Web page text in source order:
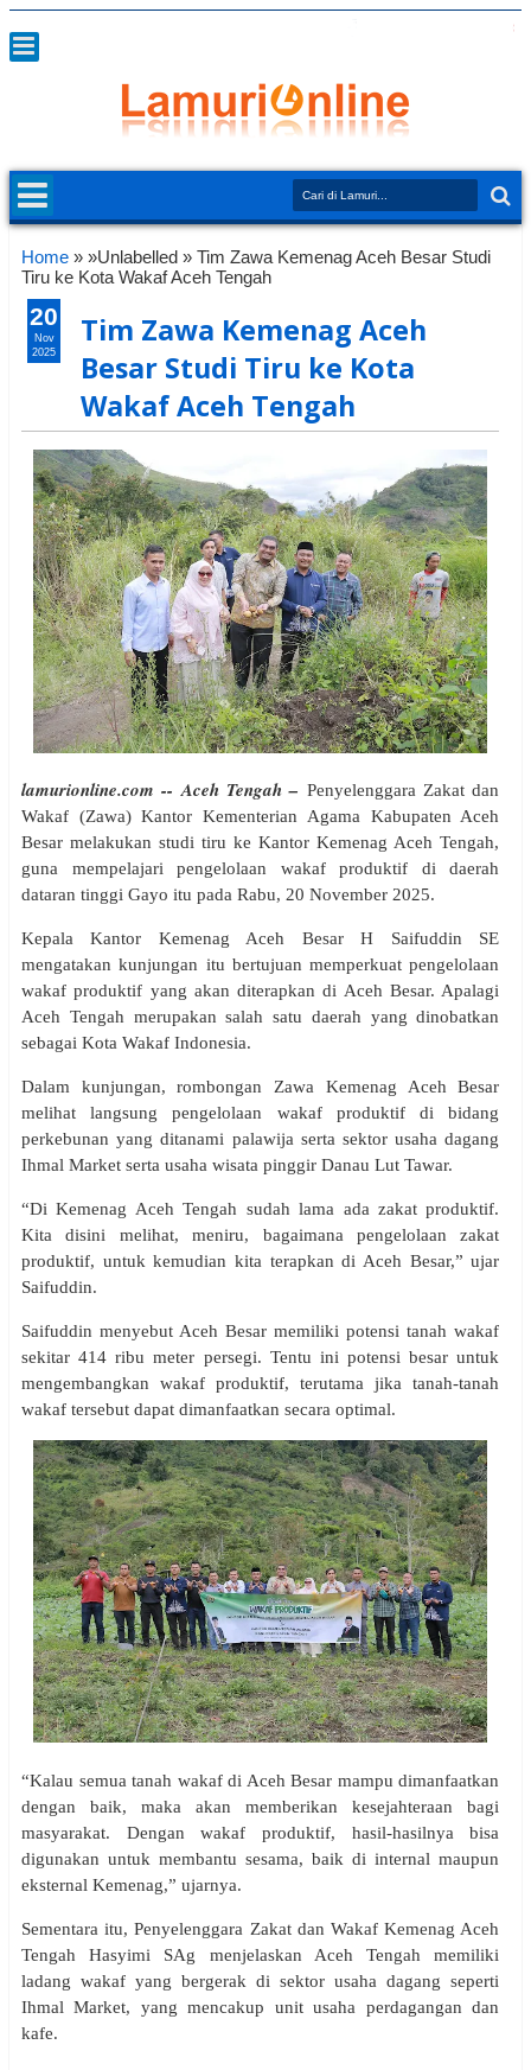
Home » »Unlabelled » Tim Zawa Kemenag Aceh Besar Studi
Tiru ke Kota Wakaf Aceh Tengah
Tim Zawa Kemenag Aceh
Besar Studi Tiru ke Kota
Wakaf Aceh Tengah
lamurionline.com -- Aceh Tengah – Penyelenggara Zakat dan
Wakaf (Zawa) Kantor Kementerian Agama Kabupaten Aceh
Besar melakukan studi tiru ke Kantor Kemenag Aceh Tengah,
guna mempelajari pengelolaan wakaf produktif di daerah
dataran tinggi Gayo itu pada Rabu, 20 November 2025.
Kepala Kantor Kemenag Aceh Besar H Saifuddin SE
mengatakan kunjungan itu bertujuan memperkuat pengelolaan
wakaf produktif yang akan diterapkan di Aceh Besar. Apalagi
Aceh Tengah merupakan salah satu daerah yang dinobatkan
sebagai Kota Wakaf Indonesia.
Dalam kunjungan, rombongan Zawa Kemenag Aceh Besar
melihat langsung pengelolaan wakaf produktif di bidang
perkebunan yang ditanami palawija serta sektor usaha dagang
Ihmal Market serta usaha wisata pinggir Danau Lut Tawar.
“Di Kemenag Aceh Tengah sudah lama ada zakat produktif.
Kita disini melihat, meniru, bagaimana pengelolaan zakat
produktif, untuk kemudian kita terapkan di Aceh Besar,” ujar
Saifuddin.
Saifuddin menyebut Aceh Besar memiliki potensi tanah wakaf
sekitar 414 ribu meter persegi. Tentu ini potensi besar untuk
mengembangkan wakaf produktif, terutama jika tanah-tanah
wakaf tersebut dapat dimanfaatkan secara optimal.
“Kalau semua tanah wakaf di Aceh Besar mampu dimanfaatkan
dengan baik, maka akan memberikan kesejahteraan bagi
masyarakat. Dengan wakaf produktif, hasil-hasilnya bisa
digunakan untuk membantu sesama, baik di internal maupun
eksternal Kemenag,” ujarnya.
Sementara itu, Penyelenggara Zakat dan Wakaf Kemenag Aceh
Tengah Hasyimi SAg menjelaskan Aceh Tengah memiliki
ladang wakaf yang bergerak di sektor usaha dagang seperti
Ihmal Market, yang mencakup unit usaha perdagangan dan
kafe.
20
Nov
2025